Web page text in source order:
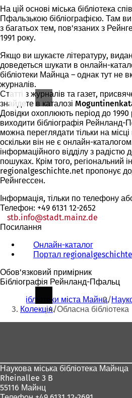
На цій основі міська бібліотека
Пфальзькою бібліографією. Там ви
з багатьох тем, пов'язаних з
1991 року.
Якщо ви шукаєте літературу,
доведеться шукати в онлайн-
бібліотеки Майнца – однак тут не
журналів.
Статті з журналів та газет,
знайдете в каталозі
Довідки охоплюють період до 1990
виходити бібліографія
можна переглядати тільки на місці
оскільки він не є онлайн-
інформаційного відділу з
пошуках. Крім того, регіональний
regionalgeschichte.net пропонує
Рейнгессен.
Інформація, тільки по телефону
Телефон: +49 6131 12-2652
stb.info
stadt.mainz de
Посилання
Онлайн-каталог(
В
к
и
в
а
с
я
Портал
Обов'язковий примірник
Бібліографія Рейнланд-Пфальц
тут:
Бібліотеки міста Майнц
Колекція Обласна бібліотека
Наукова міська бібліотека Майнца
Rheinallee 3 B
55116 Майнц